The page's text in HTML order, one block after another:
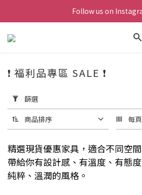
Follow us on
用
篩
選
(0/20)
價格
(NT$)
❗ 福利品專區 SALE ❗
篩選
商品排序 每
精選現貨優惠家具， 適合不同空
帶給你有設計感、有溫度、有態
純粹、溫潤的風格。